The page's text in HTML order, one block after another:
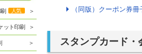
人気
ット印刷
（同版）クーポン券
スタンプカード